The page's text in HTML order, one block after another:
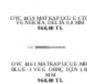
OYC 4461 MATKAP UCU E.MR.
960,00 TL